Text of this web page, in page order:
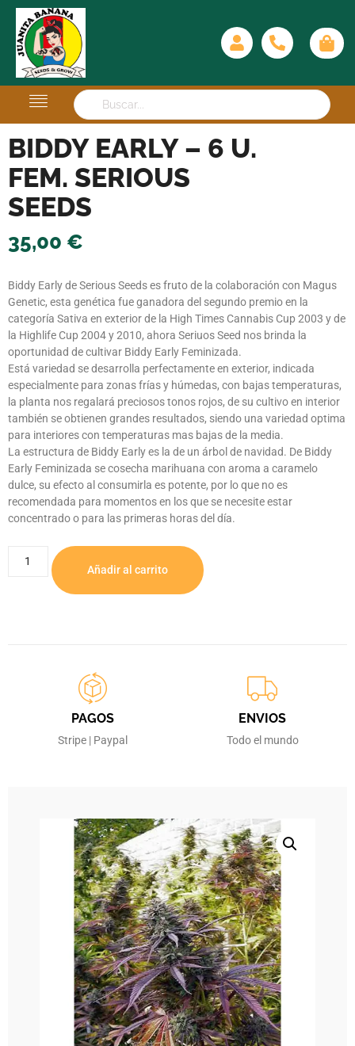
BIDDY EARLY – 6 U.
FEM. SERIOUS
SEEDS
35,00 €
Biddy Early de Serious Seeds es fruto de la colaboración con Magus
Genetic, esta genética fue ganadora del segundo premio en la
categoría Sativa en exterior de la High Times Cannabis Cup 2003 y de
la Highlife Cup 2004 y 2010, ahora Seriuos Seed nos brinda la
oportunidad de cultivar Biddy Early Feminizada.
Está variedad se desarrolla perfectamente en exterior, indicada
especialmente para zonas frías y húmedas, con bajas temperaturas,
la planta nos regalará preciosos tonos rojos, de su cultivo en interior
también se obtienen grandes resultados, siendo una variedad optima
para interiores con temperaturas mas bajas de la media.
La estructura de Biddy Early es la de un árbol de navidad. De Biddy
Early Feminizada se cosecha marihuana con aroma a caramelo
dulce, su efecto al consumirla es potente, por lo que no es
recomendada para momentos en los que se necesite estar
concentrado o para las primeras horas del día.
Añadir al carrito
PAGOS
Stripe | Paypal
ENVIOS
Todo el mundo